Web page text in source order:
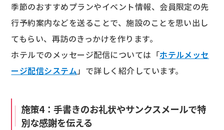
季節のおすすめプランやイベント情報、会員限定の先
行予約案内などを送ることで、施設のことを思い出し
てもらい、再訪のきっかけを作ります。
ホテルでのメッセージ配信については「ホテルメッセ
ージ配信システム」で詳しく紹介しています。
施策4：手書きのお礼状やサンクスメールで特
別な感謝を伝える